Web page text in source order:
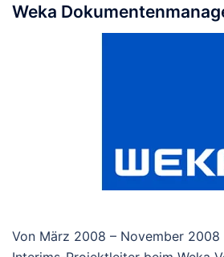
Weka
Von März 2008 – November